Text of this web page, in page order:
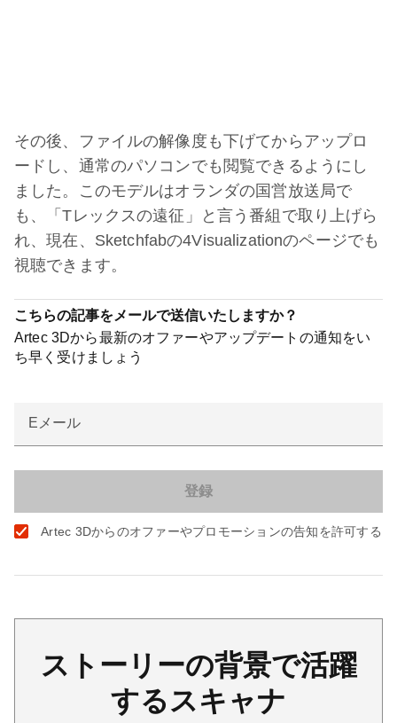
その後、ファイルの解像度も下げてからアップロ
ードし、通常のパソコンでも閲覧できるようにし
ました。このモデルはオランダの国営放送局で
も、「Tレックスの遠征」と言う番組で取り上げら
れ、現在、Sketchfabの4Visualizationのページでも
視聴できます。
こちらの記事をメールで送信いたしますか？
Artec 3Dから最新のオファーやアップデートの通知をい
ち早く受けましょう
Eメール
Artec 3Dからのオファーやプロモーションの告知を許可する
ストーリーの背景で活躍
するスキャナ